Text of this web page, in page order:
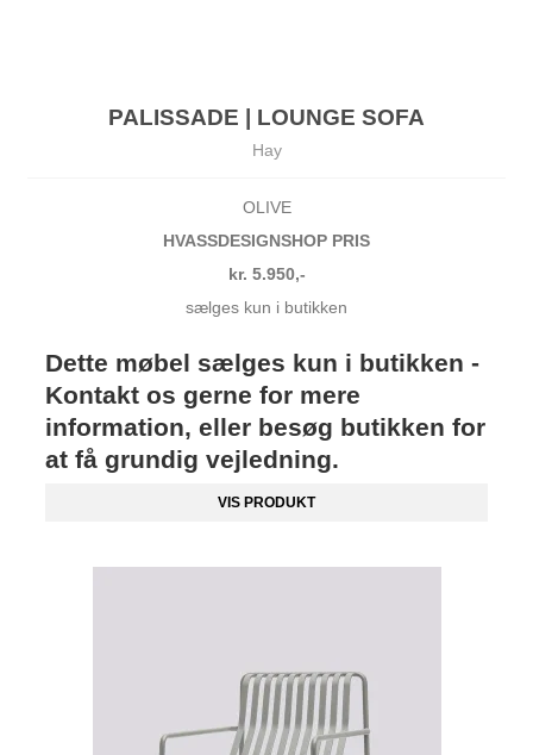
PALISSADE | LOUNGE SOFA
Hay
OLIVE
HVASSDESIGNSHOP PRIS
kr. 5.950,-
sælges kun i butikken
Dette møbel sælges kun i butikken -
Kontakt os gerne for mere
information, eller besøg butikken for
at få grundig vejledning.
VIS PRODUKT